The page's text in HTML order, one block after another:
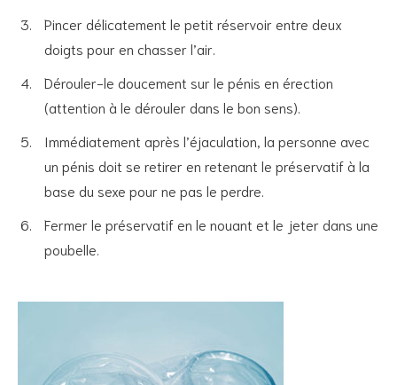
Pincer délicatement le petit réservoir entre deux
doigts pour en chasser l’air.
Dérouler-le doucement sur le pénis en érection
(attention à le dérouler dans le bon sens).
Immédiatement après l’éjaculation, la personne avec
un pénis doit se retirer en retenant le préservatif à la
base du sexe pour ne pas le perdre.
Fermer le préservatif en le nouant et le jeter dans une
poubelle.